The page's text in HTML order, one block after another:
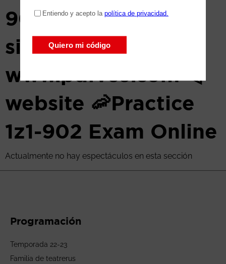
902 ️☀️ for free by
simply entering ▷
www.pdfvce.com ◁
website 🦐Practice
1z1-902 Exam Online
Actualmente no hay espectáculos en esta sección
Programación
Temporada 22-23
Familia de teatrerus